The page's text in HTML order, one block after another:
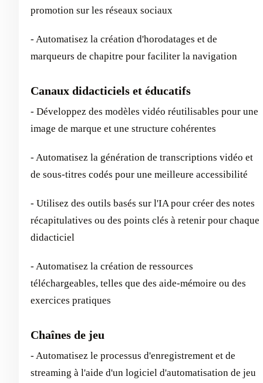
promotion sur les réseaux sociaux
- Automatisez la création d'horodatages et de
marqueurs de chapitre pour faciliter la navigation
Canaux didacticiels et éducatifs
- Développez des modèles vidéo réutilisables pour une
image de marque et une structure cohérentes
- Automatisez la génération de transcriptions vidéo et
de sous-titres codés pour une meilleure accessibilité
- Utilisez des outils basés sur l'IA pour créer des notes
récapitulatives ou des points clés à retenir pour chaque
didacticiel
- Automatisez la création de ressources
téléchargeables, telles que des aide-mémoire ou des
exercices pratiques
Chaînes de jeu
- Automatisez le processus d'enregistrement et de
streaming à l'aide d'un logiciel d'automatisation de jeu